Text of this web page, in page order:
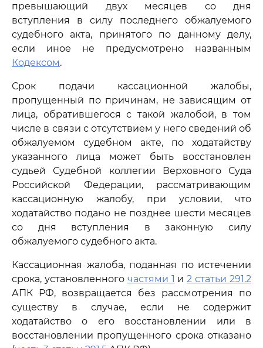
превышающий двух месяцев со дня
вступления в силу последнего обжалуемого
судебного акта, принятого по данному делу,
если иное не предусмотрено названным
Кодексом.
Срок подачи кассационной жалобы,
пропущенный по причинам, не зависящим от
лица, обратившегося с такой жалобой, в том
числе в связи с отсутствием у него сведений об
обжалуемом судебном акте, по ходатайству
указанного лица может быть восстановлен
судьей Судебной коллегии Верховного Суда
Российской Федерации, рассматривающим
кассационную жалобу, при условии, что
ходатайство подано не позднее шести месяцев
со дня вступления в законную силу
обжалуемого судебного акта.
Кассационная жалоба, поданная по истечении
срока, установленного частями 1 и2 статьи 291.2
АПК РФ, возвращается без рассмотрения по
существу в случае, если не содержит
ходатайство о его восстановлении или в
восстановлении пропущенного срока отказано